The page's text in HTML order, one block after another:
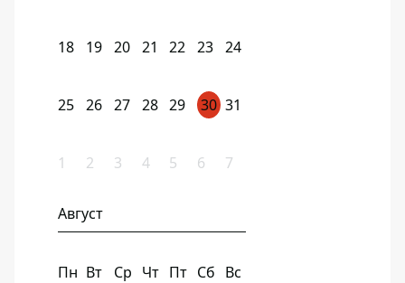
18 19 20 21 22 23 24
25 26 27 28 29 30 31
1 2 3 4 5 6 7
Август
Пн Вт Ср Чт Пт Сб Вс